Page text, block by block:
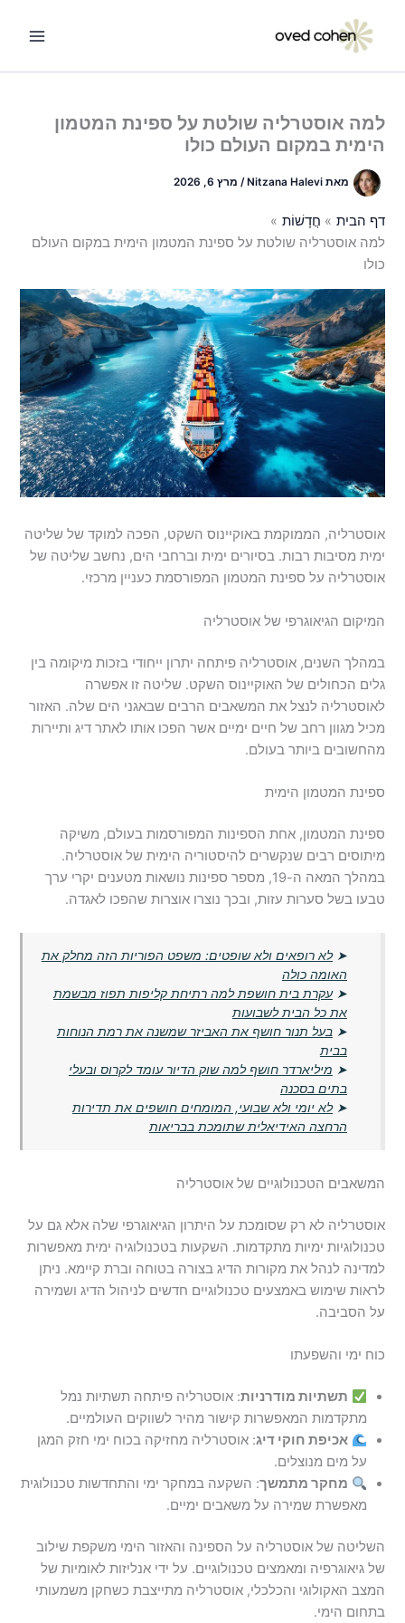
למה אוסטרליה שולטת על ספינת המטמון
הימית במקום העולם כולו
מאתNitzana Halevi
/ מרץ 6, 2026
דף הבית
חֲדָשׁוֹת
למה אוסטרליה שולטת על ספינת המטמון הימית במקום העולם
כולו
אוסטרליה, הממוקמת באוקיינוס השקט, הפכה למוקד של שליטה
ימית מסיבות רבות. בסיורים ימית וברחבי הים, נחשב שליטה של
אוסטרליה על ספינת המטמון המפורסמת כעניין מרכזי.
המיקום הגיאוגרפי של אוסטרליה
במהלך השנים, אוסטרליה פיתחה יתרון ייחודי בזכות מיקומה בין
גלים הכחולים של האוקיינוס השקט. שליטה זו אפשרה
לאוסטרליה לנצל את המשאבים הרבים שבאגני הים שלה. האזור
מכיל מגוון רחב של חיים ימיים אשר הפכו אותו לאתר דיג ותיירות
מהחשובים ביותר בעולם.
ספינת המטמון הימית
ספינת המטמון, אחת הספינות המפורסמות בעולם, משיקה
מיתוסים רבים שנקשרים להיסטוריה הימית של אוסטרליה.
במהלך המאה ה-19, מספר ספינות נושאות מטענים יקרי ערך
טבעו בשל סערות עזות, ובכך נוצרו אוצרות שהפכו לאגדה.
➤לא רופאים ולא שופטים: משפט הפוריות הזה מחלק את
האומה כולה
➤עקרת בית חושפת למה רתיחת קליפות תפוז מבשמת
את כל הבית לשבועות
➤בעל תנור חושף את האביזר שמשנה את רמת הנוחות
בבית
➤ מיליארדר חושף למה שוק הדיור עומד לקרוס ובעלי
בתים בסכנה
➤לא יומי ולא שבועי, המומחים חושפים את תדירות
הרחצה האידיאלית שתומכת בבריאות
המשאבים הטכנולוגיים של אוסטרליה
אוסטרליה לא רק שסומכת על היתרון הגיאוגרפי שלה אלא גם על
טכנולוגיות ימיות מתקדמות. השקעות בטכנולוגיה ימית מאפשרות
למדינה לנהל את מקורות הדיג בצורה בטוחה וברת קיימא. ניתן
לראות שימוש באמצעים טכנולוגיים חדשים לניהול הדיג ושמירה
על הסביבה.
כוח ימי והשפעתו
תשתיות מודרניות: אוסטרליה פיתחה תשתיות נמל
מתקדמות המאפשרות קישור מהיר לשווקים העולמיים.
אכיפת חוקי דיג: אוסטרליה מחזיקה בכוח ימי חזק המגן
על מים מנוצלים.
מחקר מתמשך: השקעה במחקר ימי והתחדשות טכנולוגית
מאפשרת שמירה על משאבים ימיים.
השליטה של אוסטרליה על הספינה והאזור הימי משקפת שילוב
של גיאוגרפיה ומאמצים טכנולוגיים. על ידי אנליזות לאומיות של
המצב האקולוגי והכלכלי, אוסטרליה מתייצבת כשחקן משמעותי
בתחום הימי.